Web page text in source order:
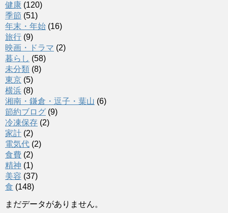
健康 (120)
季節 (51)
年末・年始 (16)
旅行 (9)
映画・ドラマ (2)
暮らし (58)
未分類 (8)
東京 (5)
横浜 (8)
湘南・鎌倉・逗子・葉山 (6)
節約ブログ (9)
冷凍保存 (2)
家計 (2)
電気代 (2)
食費 (2)
精神 (1)
美容 (37)
食 (148)
まだデータがありません。